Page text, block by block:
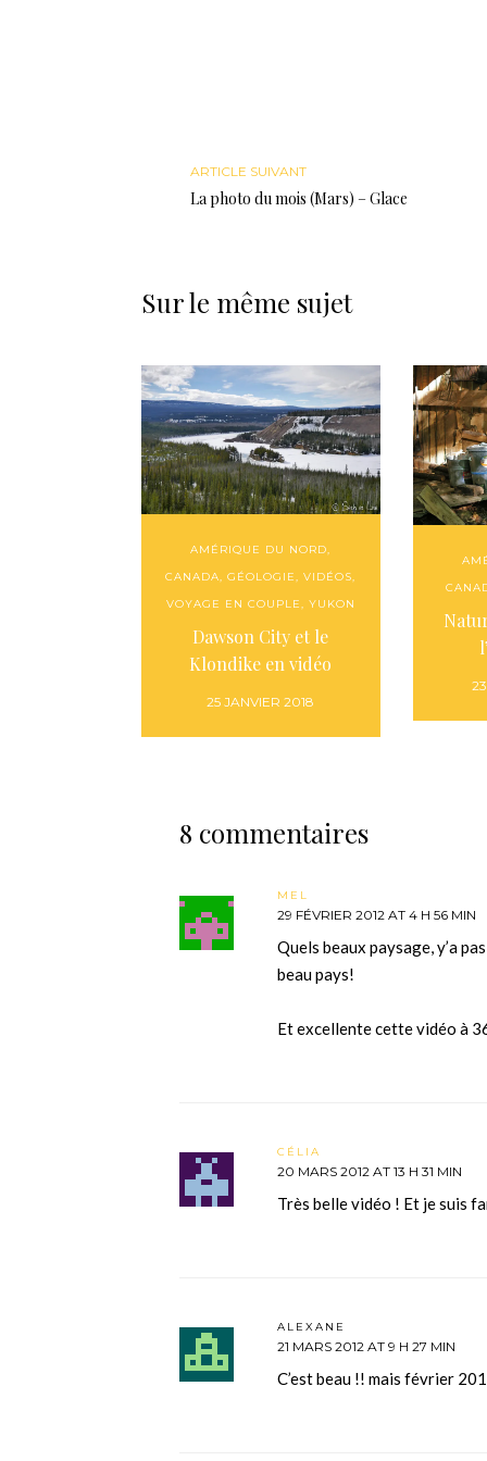
ARTICLE SUIVANT
La photo du mois (Mars) – Glace
Sur le même sujet
AMÉRIQUE DU NORD,
CANADA,GÉOLOGIE,VIDÉOS,
VOYAGE EN COUPLE, YUKON
Dawson City et le
Klondike en vidéo
25 JANVIER 2018
8 commentaires
MEL
29 FÉVRIER 2012 AT 4 H 56 MIN
Quels beaux paysage, y’a
beau pays!
Et excellente cette vidéo à
CÉLIA
20 MARS 2012 AT 13 H 31 MIN
Très belle vidéo ! Et je suis
ALEXANE
21 MARS 2012 AT 9 H 27 MIN
C’est beau !! mais février